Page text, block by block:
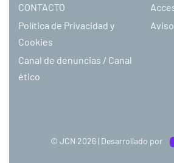
CONTACTO
Política de Privacidad y
Cookies
Canal de denuncias / Canal
ético
© JCN 2026 | Desarrollado por